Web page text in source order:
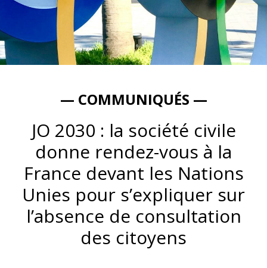
— COMMUNIQUÉS —
JO 2030 : la société civile
donne rendez-vous à la
France devant les Nations
Unies pour s’expliquer sur
l’absence de consultation
des citoyens